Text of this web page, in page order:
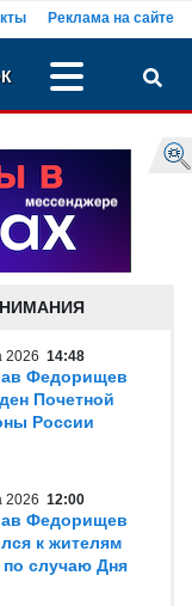
Реклама на сайте
2026 14:48
Федорищев
Почетной
России
2026 12:00
Федорищев
к жителям
случаю Дня